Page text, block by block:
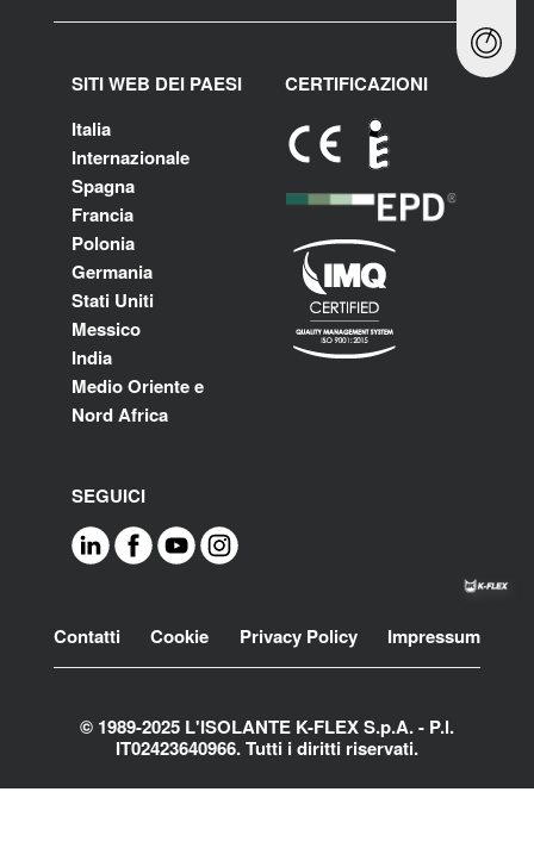
SITI WEB DEI PAESI
Italia
Internazionale
Spagna
Francia
Polonia
Germania
Stati Uniti
Messico
India
Medio Oriente e
Nord Africa
CERTIFICAZIONI
SEGUICI
Footer
Contatti Cookie Privacy Policy Impressum
© 1989-2025 L'ISOLANTE K-FLEX S.p.A. - P.l.
IT02423640966. Tutti i diritti riservati.